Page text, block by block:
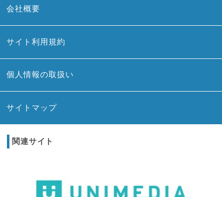
会社概要
サイト利用規約
個人情報の取扱い
サイトマップ
関連サイト